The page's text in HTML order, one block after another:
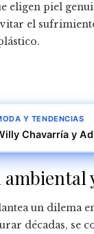
eligen piel
el
Y TENDENCIAS
Chavarría y
un dilema
décadas, se